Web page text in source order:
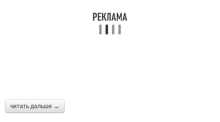
читать дальше →